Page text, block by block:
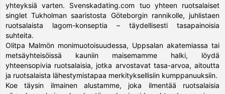
yhteyksiä varten. Svenskadating.com tuo yhteen ruotsalaiset
singlet Tukholman saaristosta Göteborgin rannikolle, juhlistaen
ruotsalaista lagom-konseptia – täydellisesti tasapainoisia
suhteita.
Olitpa Malmön monimuotoisuudessa, Uppsalan akatemiassa tai
metsäyhteisöissä kauniin maisemamme halki, löydä
yhteensopivia ruotsalaisia, jotka arvostavat tasa-arvoa, aitoutta
ja ruotsalaista lähestymistapaa merkityksellisiin kumppanuuksiin.
Koe täysin ilmainen alustamme, joka ilmentää ruotsalaisia